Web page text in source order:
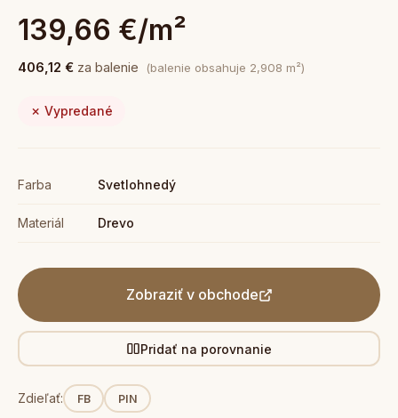
139,66 €/m²
406,12 € za balenie (balenie obsahuje 2,908 m²)
✗ Vypredané
Farba Svetlohnedý
Materiál Drevo
Zobraziť v obchode
Pridať na porovnanie
Zdieľať: FB PIN